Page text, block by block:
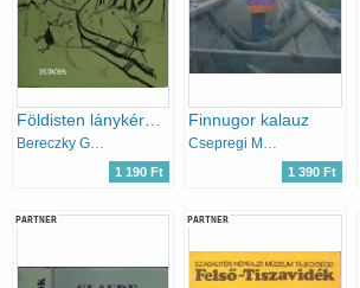
Földisten lánykérőben - Finnugor mitológiai és történeti énekek
Bereczky Gábor (szerk)
1 190 Ft
Finnugor kalauz
Csepregi Márta
1 390 Ft
PARTNER PARTNER